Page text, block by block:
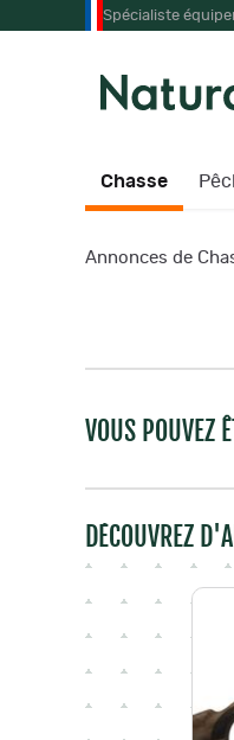
Spécialiste
Chasse
Annonces de
VOUS POUVEZ
DÉCOUVREZ